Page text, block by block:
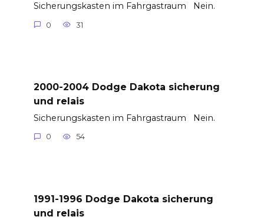
Sicherungskasten im Fahrgastraum Nein.
0 31
2000-2004 Dodge Dakota sicherung
und relais
Sicherungskasten im Fahrgastraum Nein.
0 54
1991-1996 Dodge Dakota sicherung
und relais